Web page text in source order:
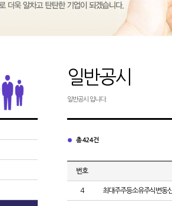
일반공시
일반공시 입니다.
총 424건
번호
4 최대주주등소유주식변동